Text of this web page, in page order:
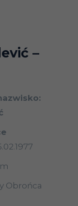
–
Obrońca